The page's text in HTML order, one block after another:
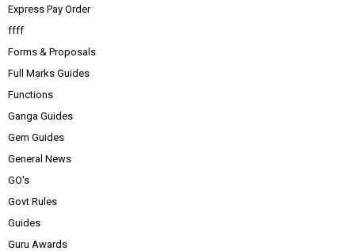
Express Pay Order
ffff
Forms & Proposals
Full Marks Guides
Functions
Ganga Guides
Gem Guides
General News
GO's
Govt Rules
Guides
Guru Awards